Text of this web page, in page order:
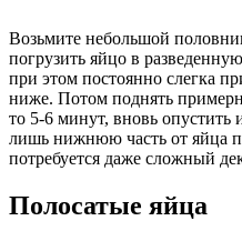
Возьмите небольшой
погрузить яйцо в
при этом постоянно слегка
ниже. Потом поднять
то 5-6 минут, вновь опустить
лишь нижнюю часть от яйца
потребуется даже сложный
Полосатые яйца